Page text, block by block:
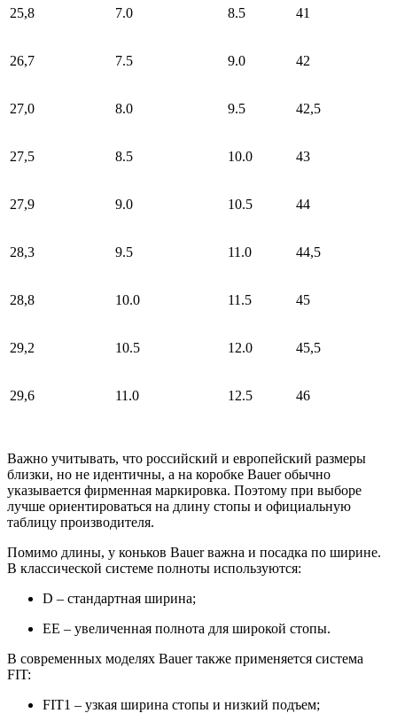
25,8 7.0 8.5 41
26,7 7.5 9.0 42
27,0 8.0 9.5 42,5
27,5 8.5 10.0 43
27,9 9.0 10.5 44
28,3 9.5 11.0 44,5
28,8 10.0 11.5 45
29,2 10.5 12.0 45,5
29,6 11.0 12.5 46
Важно учитывать, что российский и европейский размеры
близки, но не идентичны, а на коробке Bauer обычно
указывается фирменная маркировка. Поэтому при выборе
лучше ориентироваться на длину стопы и официальную
таблицу производителя.
Помимо длины, у коньков Bauer важна и посадка по ширине.
В классической системе полноты используются:
D – стандартная ширина;
EE – увеличенная полнота для широкой стопы.
В современных моделях Bauer также применяется система
FIT:
FIT1 – узкая ширина стопы и низкий подъем;